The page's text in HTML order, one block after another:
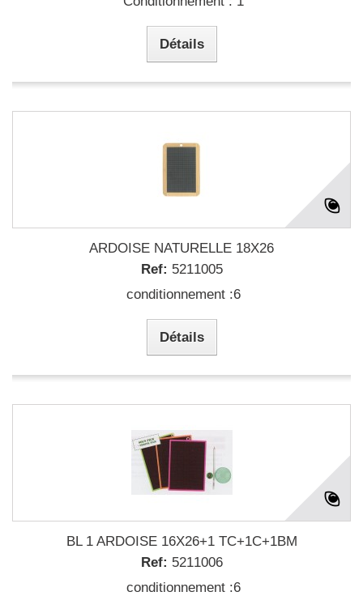
Détails
ARDOISE NATURELLE 18X26
Ref: 5211005
conditionnement :6
Détails
BL 1 ARDOISE 16X26+1 TC+1C+1BM
Ref: 5211006
conditionnement :6